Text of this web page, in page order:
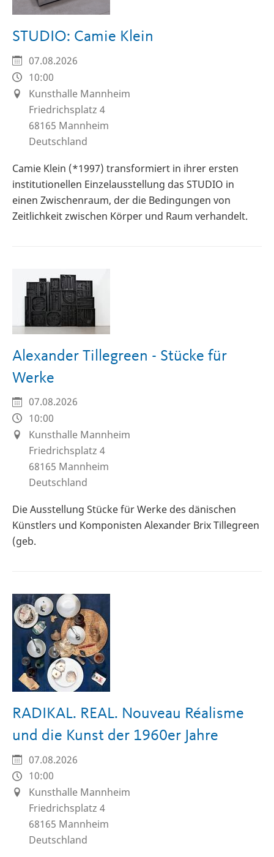
STUDIO: Camie Klein
07.08.2026
10:00
Kunsthalle Mannheim
Friedrichsplatz 4
68165 Mannheim
Deutschland
Camie Klein (*1997) transformiert in ihrer ersten
institutionellen Einzelausstellung das STUDIO in
einen Zwischenraum, der die Bedingungen von
Zeitlichkeit zwischen Körper und Raum verhandelt.
Alexander Tillegreen - Stücke für
Werke
07.08.2026
10:00
Kunsthalle Mannheim
Friedrichsplatz 4
68165 Mannheim
Deutschland
Die Ausstellung Stücke für Werke des dänischen
Künstlers und Komponisten Alexander Brix Tillegreen
(geb.
RADIKAL. REAL. Nouveau Réalisme
und die Kunst der 1960er Jahre
07.08.2026
10:00
Kunsthalle Mannheim
Friedrichsplatz 4
68165 Mannheim
Deutschland